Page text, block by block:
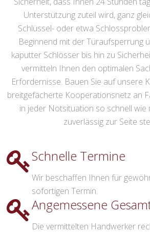
Unterstützung zuteil wird, ganz
Schlüssel- oder etwa
Beginnend mit der Türaufsperrung
kaputter Schlösser bis hin zu
vermitteln Ihnen den optimalen
Erfordernisse. Bauen Sie auf unsere
breitgefächerte Kooperationsnetz an
in jeder Notsituation so schnell wie
zuverlässig zur Seite
Schnelle Termine
Wir beschaffen Ihnen für
sofortigen Termin.
Angemessene
Die vermittelten Handwerker